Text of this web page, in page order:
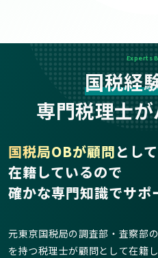
Experts
国税経
専門税理士
国税局OBが顧問として
在籍しているので
確かな専門知識でサポ
元東京国税局の調査部・査察部
を持つ税理士が顧問として在籍